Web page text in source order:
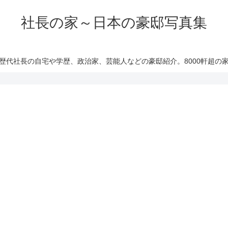
社長の家～日本の豪邸写真集
代社長の自宅や学歴、政治家、芸能人などの豪邸紹介。8000軒超の家